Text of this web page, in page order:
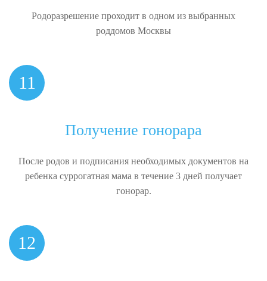
Родоразрешение проходит в одном из выбранных
роддомов Москвы
11
Получение гонорара
После родов и подписания необходимых документов на
ребенка суррогатная мама в течение 3 дней получает
гонорар.
12